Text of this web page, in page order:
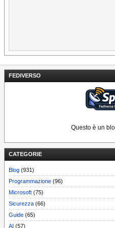
FEDIVERSO
Questo è un
CATEGORIE
Blog (931)
Programmazione (96)
Microsoft (75)
Sicurezza (66)
Guide (65)
AI (57)